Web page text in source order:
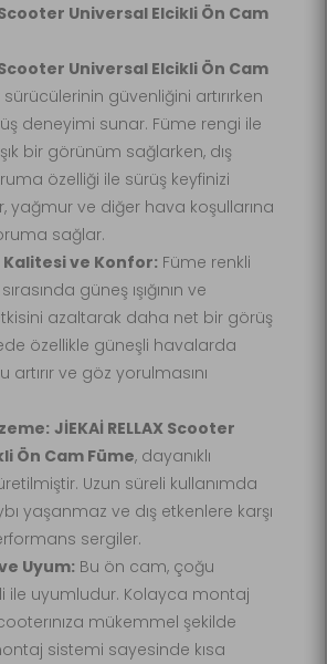
Scooter Universal Elcikli Ön Cam
Scooter Universal Elcikli Ön Cam
güvenliğini artırırken
deneyimi sunar. Füme rengi ile
bir görünüm sağlarken, dış
özelliği ile sürüş keyfinizi
yağmur ve diğer hava koşullarına
sağlar.
Kalitesi ve Konfor: Füme renkli
güneş ışığının ve
azaltarak daha net bir görüş
özellikle güneşli havalarda
artırır ve göz yorulmasını
JİEKAİ RELLAX Scooter
Ön Cam Füme, dayanıklı
Uzun süreli kullanımda
yaşanmaz ve dış etkenlere karşı
sergiler.
Uyum: Bu ön cam, çoğu
ile uyumludur. Kolayca montaj
mükemmel şekilde
sistemi sayesinde kısa